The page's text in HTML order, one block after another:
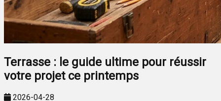
Terrasse : le guide ultime pour réussir
votre projet ce printemps
2026-04-28